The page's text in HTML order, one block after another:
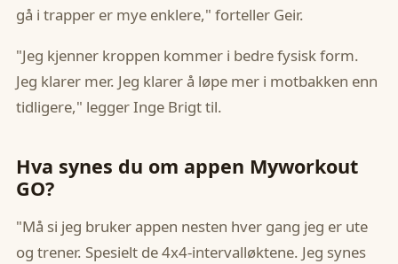
gå i trapper er mye enklere," forteller Geir.
"Jeg kjenner kroppen kommer i bedre fysisk form.
Jeg klarer mer. Jeg klarer å løpe mer i motbakken enn
tidligere," legger Inge Brigt til.
Hva synes du om appen Myworkout
GO?
"Må si jeg bruker appen nesten hver gang jeg er ute
og trener. Spesielt de 4x4-intervalløktene. Jeg synes